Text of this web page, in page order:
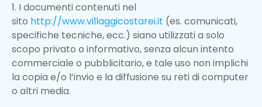
1. I documenti contenuti nel
sito http://www.villaggicostarei.it (es. comunicati,
specifiche tecniche, ecc.) siano utilizzati a solo
scopo privato o informativo, senza alcun intento
commerciale o pubblicitario, e tale uso non implichi
la copia e/o l’invio e la diffusione su reti di computer
o altri media.